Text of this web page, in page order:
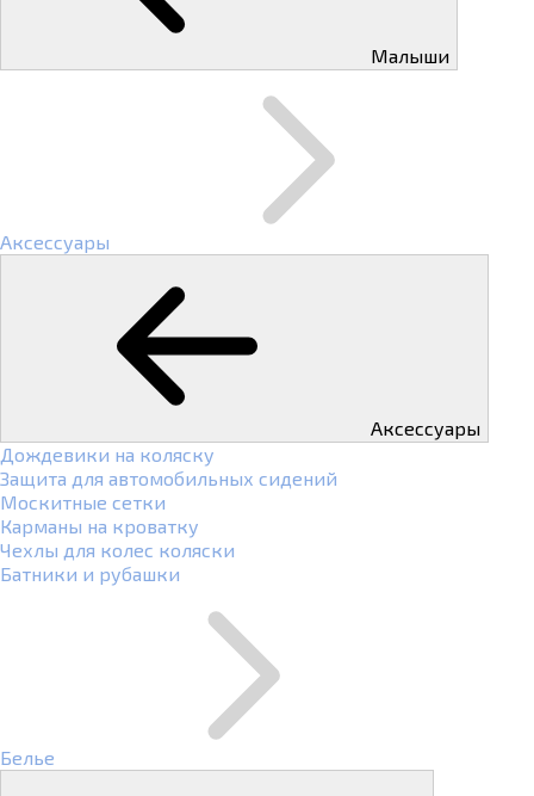
Малыши
Аксессуары
Аксессуары
Дождевики на коляску
Защита для автомобильных сидений
Москитные сетки
Карманы на кроватку
Чехлы для колес коляски
Батники и рубашки
Белье